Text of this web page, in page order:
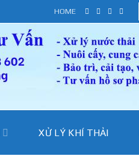
HOME
XỬ LÝ KHÍ THẢI